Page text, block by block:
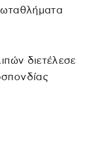
διετέλεσε